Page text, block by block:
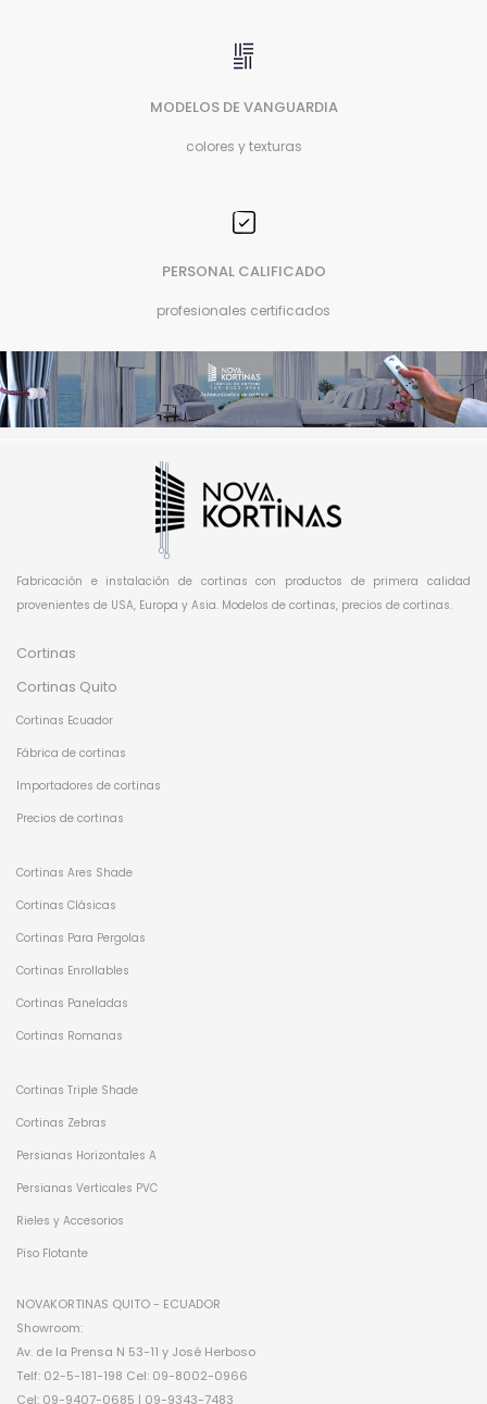
MODELOS DE VANGUARDIA
colores y texturas
PERSONAL CALIFICADO
profesionales certificados
Fabricación e instalación de cortinas con productos de primera calidad
provenientes de USA, Europa y Asia. Modelos de cortinas, precios de cortinas.
Cortinas
Cortinas Quito
Cortinas Ecuador
Fábrica de cortinas
Importadores de cortinas
Precios de cortinas
Cortinas Ares Shade
Cortinas Clásicas
Cortinas Para Pergolas
Cortinas Enrollables
Cortinas Paneladas
Cortinas Romanas
Cortinas Triple Shade
Cortinas Zebras
Persianas Horizontales A
Persianas Verticales PVC
Rieles y Accesorios
Piso Flotante
NOVAKORTINAS QUITO - ECUADOR
Showroom:
Av. de la Prensa N 53-11 y José Herboso
Telf: 02-5-181-198 Cel: 09-8002-0966
Cel: 09-9407-0685 | 09-9343-7483